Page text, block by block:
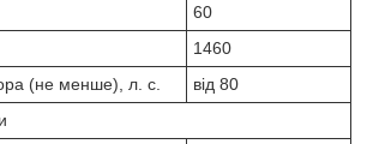
60
1460
(не менше), л. с.
від 80